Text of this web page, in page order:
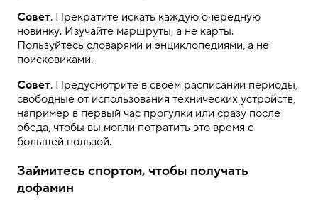
Совет. Прекратите искать каждую очередную
новинку. Изучайте маршруты, а не карты.
Пользуйтесь словарями и энциклопедиями, а не
поисковиками.
Совет. Предусмотрите в своем расписании периоды,
свободные от использования технических устройств,
например в первый час прогулки или сразу после
обеда, чтобы вы могли потратить это время с
большей пользой.
Займитесь спортом, чтобы получать
дофамин